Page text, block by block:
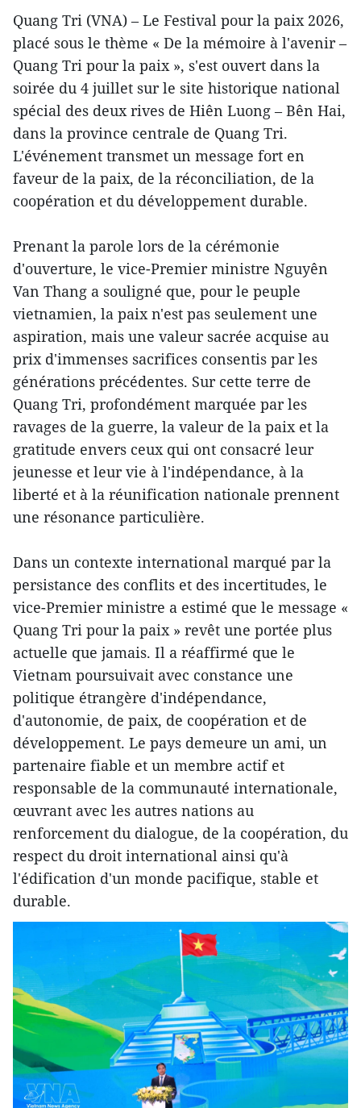
Quang Tri (VNA) – Le Festival pour la paix 2026,
placé sous le thème « De la mémoire à l'avenir –
Quang Tri pour la paix », s'est ouvert dans la
soirée du 4 juillet sur le site historique national
spécial des deux rives de Hiên Luong – Bên Hai,
dans la province centrale de Quang Tri.
L'événement transmet un message fort en
faveur de la paix, de la réconciliation, de la
coopération et du développement durable.
Prenant la parole lors de la cérémonie
d'ouverture, le vice-Premier ministre Nguyên
Van Thang a souligné que, pour le peuple
vietnamien, la paix n'est pas seulement une
aspiration, mais une valeur sacrée acquise au
prix d'immenses sacrifices consentis par les
générations précédentes. Sur cette terre de
Quang Tri, profondément marquée par les
ravages de la guerre, la valeur de la paix et la
gratitude envers ceux qui ont consacré leur
jeunesse et leur vie à l'indépendance, à la
liberté et à la réunification nationale prennent
une résonance particulière.
Dans un contexte international marqué par la
persistance des conflits et des incertitudes, le
vice-Premier ministre a estimé que le message «
Quang Tri pour la paix » revêt une portée plus
actuelle que jamais. Il a réaffirmé que le
Vietnam poursuivait avec constance une
politique étrangère d'indépendance,
d'autonomie, de paix, de coopération et de
développement. Le pays demeure un ami, un
partenaire fiable et un membre actif et
responsable de la communauté internationale,
œuvrant avec les autres nations au
renforcement du dialogue, de la coopération, du
respect du droit international ainsi qu'à
l'édification d'un monde pacifique, stable et
durable.